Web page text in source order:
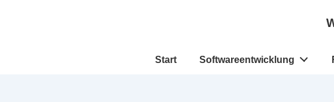
Hauptnavigation
Start Softwareentwicklung